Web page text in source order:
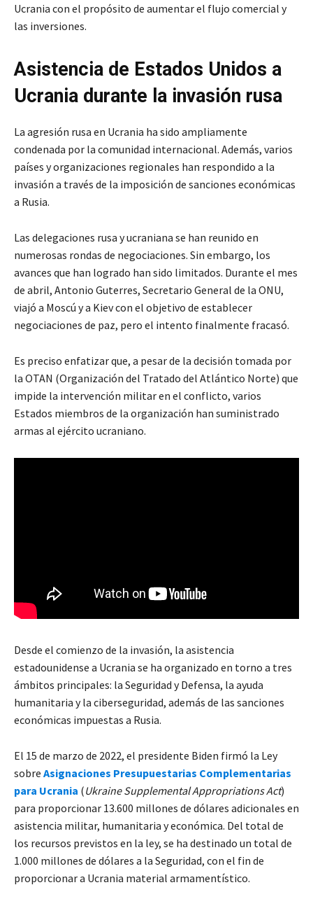
Ucrania con el propósito de aumentar el flujo comercial y
las inversiones.
Asistencia de Estados Unidos a
Ucrania durante la invasión rusa
La agresión rusa en Ucrania ha sido ampliamente
condenada por la comunidad internacional. Además, varios
países y organizaciones regionales han respondido a la
invasión a través de la imposición de sanciones económicas
a Rusia.
Las delegaciones rusa y ucraniana se han reunido en
numerosas rondas de negociaciones. Sin embargo, los
avances que han logrado han sido limitados. Durante el mes
de abril, Antonio Guterres, Secretario General de la ONU,
viajó a Moscú y a Kiev con el objetivo de establecer
negociaciones de paz, pero el intento finalmente fracasó.
Es preciso enfatizar que, a pesar de la decisión tomada por
la OTAN (Organización del Tratado del Atlántico Norte) que
impide la intervención militar en el conflicto, varios
Estados miembros de la organización han suministrado
armas al ejército ucraniano.
Desde el comienzo de la invasión, la asistencia
estadounidense a Ucrania se ha organizado en torno a tres
ámbitos principales: la Seguridad y Defensa, la ayuda
humanitaria y la ciberseguridad, además de las sanciones
económicas impuestas a Rusia.
El 15 de marzo de 2022, el presidente Biden firmó la Ley
sobre Asignaciones Presupuestarias Complementarias
para Ucrania (Ukraine Supplemental Appropriations Act)
para proporcionar 13.600 millones de dólares adicionales en
asistencia militar, humanitaria y económica. Del total de
los recursos previstos en la ley, se ha destinado un total de
1.000 millones de dólares a la Seguridad, con el fin de
proporcionar a Ucrania material armamentístico.